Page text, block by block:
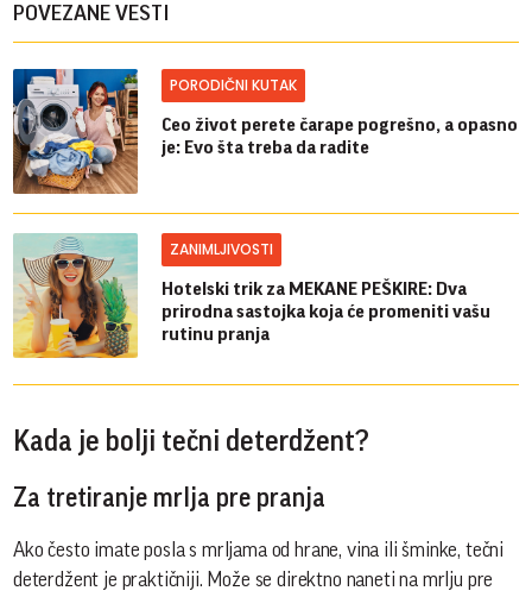
POVEZANE VESTI
PORODIČNI KUTAK
Ceo život perete čarape pogrešno, a opasno
je: Evo šta treba da radite
ZANIMLJIVOSTI
Hotelski trik za MEKANE PEŠKIRE: Dva
prirodna sastojka koja će promeniti vašu
rutinu pranja
Kada je bolji tečni deterdžent?
Za tretiranje mrlja pre pranja
Ako često imate posla s mrljama od hrane, vina ili šminke, tečni
deterdžent je praktičniji. Može se direktno naneti na mrlju pre